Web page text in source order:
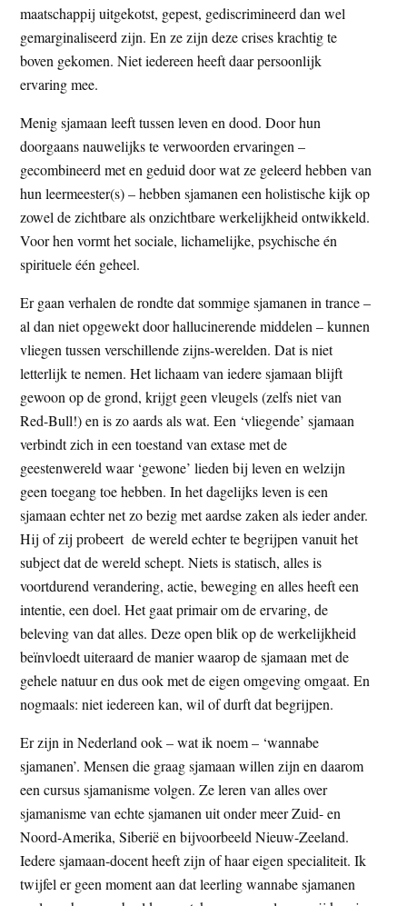
maatschappij uitgekotst, gepest, gediscrimineerd dan wel
gemarginaliseerd zijn. En ze zijn deze crises krachtig te
boven gekomen. Niet iedereen heeft daar persoonlijk
ervaring mee.
Menig sjamaan leeft tussen leven en dood. Door hun
doorgaans nauwelijks te verwoorden ervaringen –
gecombineerd met en geduid door wat ze geleerd hebben van
hun leermeester(s) – hebben sjamanen een holistische kijk op
zowel de zichtbare als onzichtbare werkelijkheid ontwikkeld.
Voor hen vormt het sociale, lichamelijke, psychische én
spirituele één geheel.
Er gaan verhalen de rondte dat sommige sjamanen in trance –
al dan niet opgewekt door hallucinerende middelen – kunnen
vliegen tussen verschillende zijns-werelden. Dat is niet
letterlijk te nemen. Het lichaam van iedere sjamaan blijft
gewoon op de grond, krijgt geen vleugels (zelfs niet van
Red-Bull!) en is zo aards als wat. Een ‘vliegende’ sjamaan
verbindt zich in een toestand van extase met de
geestenwereld waar ‘gewone’ lieden bij leven en welzijn
geen toegang toe hebben. In het dagelijks leven is een
sjamaan echter net zo bezig met aardse zaken als ieder ander.
Hij of zij probeert de wereld echter te begrijpen vanuit het
subject dat de wereld schept. Niets is statisch, alles is
voortdurend verandering, actie, beweging en alles heeft een
intentie, een doel. Het gaat primair om de ervaring, de
beleving van dat alles. Deze open blik op de werkelijkheid
beïnvloedt uiteraard de manier waarop de sjamaan met de
gehele natuur en dus ook met de eigen omgeving omgaat. En
nogmaals: niet iedereen kan, wil of durft dat begrijpen.
Er zijn in Nederland ook – wat ik noem – ‘wannabe
sjamanen’. Mensen die graag sjamaan willen zijn en daarom
een cursus sjamanisme volgen. Ze leren van alles over
sjamanisme van echte sjamanen uit onder meer Zuid- en
Noord-Amerika, Siberië en bijvoorbeeld Nieuw-Zeeland.
Iedere sjamaan-docent heeft zijn of haar eigen specialiteit. Ik
twijfel er geen moment aan dat leerling wannabe sjamanen